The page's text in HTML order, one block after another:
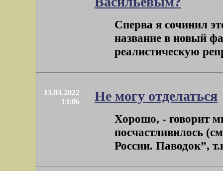
Сперва я сочинил
название в новый
реалистическую
13.03.2022
13:06
Не могу отделаться
Хорошо, - говорит
посчастливилось
России. Паводок”,